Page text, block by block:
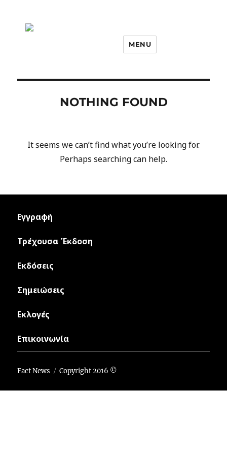
MENU
NOTHING FOUND
It seems we can’t find what you’re looking for.
Perhaps searching can help.
Εγγραφή
Τρέχουσα Έκδοση
Εκδόσεις
Σημειώσεις
Εκλογές
Επικοινωνία
Fact News Copyright 2016 ©